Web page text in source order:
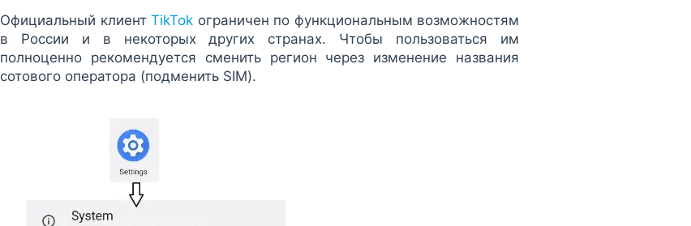
Официальный клиент TikTok ограничен по функциональным возможностям
в России и в некоторых других странах. Чтобы пользоваться им
полноценно рекомендуется сменить регион через изменение названия
сотового оператора (подменить SIM).